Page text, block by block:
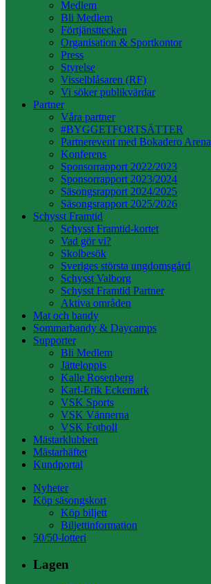
Medlem
Bli Medlem
Förtjänsttecken
Organisation & Sportkontor
Press
Styrelse
Visselblåsaren (RF)
Vi söker publikvärdar
Partner
Våra partner
#BYGGETFORTSÄTTER
Partnerevent med Bokadero Arena
Konferens
Sponsorrapport 2022/2023
Sponsorrapport 2023/2024
Säsongsrapport 2024/2025
Säsongsrapport 2025/2026
Schysst Framtid
Schysst Framtid-kortet
Vad gör vi?
Skolbesök
Sveriges största ungdomsgård
Schysst Valborg
Schysst Framtid Partner
Aktiva områden
Mat och bandy
Sommarbandy & Daycamps
Supporter
Bli Medlem
Jätteloppis
Kalle Rosenberg
Karl-Erik Eckemark
VSK Sports
VSK Vännerna
VSK Fotboll
Mästarklubben
Mästarhäftet
Kundportal
Nyheter
Köp säsongskort
Köp biljett
Biljettinformation
50/50-lotteri
Lagen